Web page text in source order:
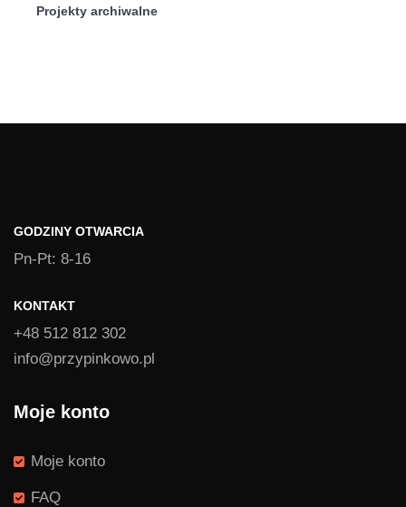
Projekty archiwalne
GODZINY OTWARCIA
Pn-Pt: 8-16
KONTAKT
+48 512 812 302
info@przypinkowo.pl
Moje konto
Moje konto
FAQ